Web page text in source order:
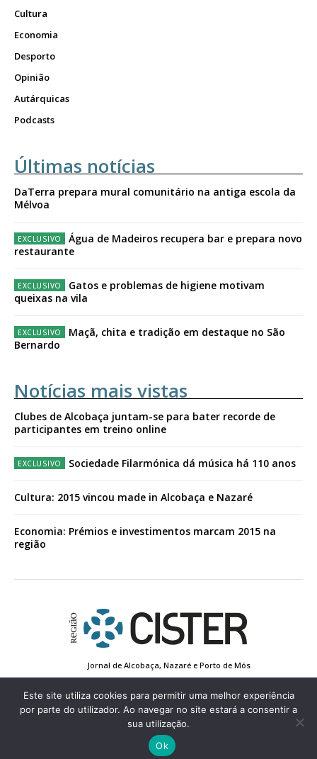
Cultura
Economia
Desporto
Opinião
Autárquicas
Podcasts
Últimas notícias
DaTerra prepara mural comunitário na antiga escola da
Mélvoa
Água de Madeiros recupera bar e prepara novo
restaurante
Gatos e problemas de higiene motivam
queixas na vila
Maçã, chita e tradição em destaque no São
Bernardo
Notícias mais vistas
Clubes de Alcobaça juntam-se para bater recorde de
participantes em treino online
Sociedade Filarmónica dá música há 110 anos
Cultura: 2015 vincou made in Alcobaça e Nazaré
Economia: Prémios e investimentos marcam 2015 na
região
Jornal de Alcobaça, Nazaré e Porto de Mós
Conta de Registo
Edição Impressa
© 2022 Região de Cister - Todos os direitos reservados.
Este site utiliza cookies para permitir uma melhor experiência
por parte do utilizador. Ao navegar no site estará a consentir a
sua utilização.
Ok